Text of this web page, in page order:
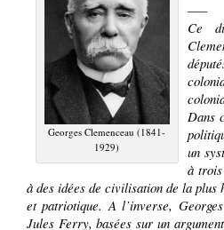
Georges Clemenceau (1841-
1929)
—–
Ce
Dans
un
à trois
à des idées de civilisation de la plus
et patriotique. A l’inverse,
Jules Ferry, basées sur un